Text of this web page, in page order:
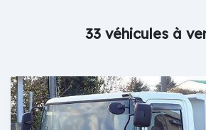
33 véhicules à